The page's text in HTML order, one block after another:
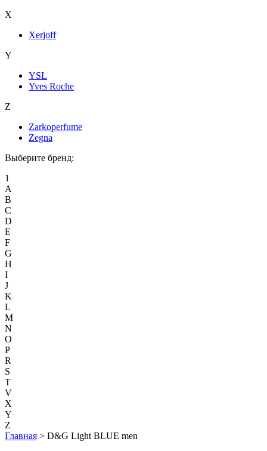
X
Xerjoff
Y
YSL
Yves Roche
Z
Zarkoperfume
Zegna
Выберите бренд:
1
A
B
C
D
E
F
G
H
I
J
K
L
M
N
O
P
R
S
T
V
X
Y
Z
Главная > D&G Light BLUE men